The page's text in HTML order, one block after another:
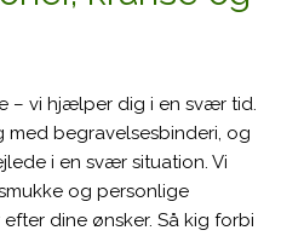
– vi hjælper dig i en svær tid.
med begravelsesbinderi, og
i en svær situation. Vi
og personlige
dine ønsker. Så kig forbi